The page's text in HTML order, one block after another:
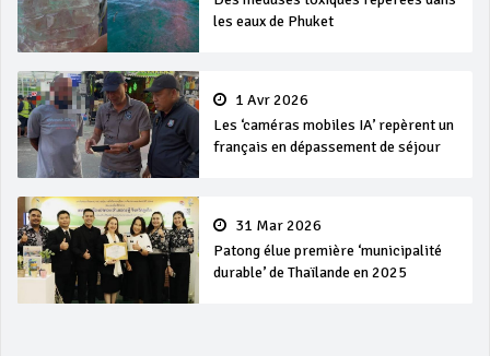
les eaux de Phuket
1 Avr 2026
Les ‘caméras mobiles IA’ repèrent un
français en dépassement de séjour
31 Mar 2026
Patong élue première ‘municipalité
durable’ de Thaïlande en 2025